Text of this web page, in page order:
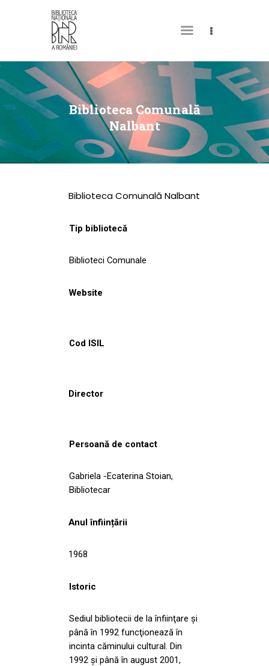
Biblioteca Comunală
Nalbant
DESPRE NOI
PERMISUL MEU DE
BIBLIOTECĂ
CATALOAGE ȘI
COLECȚII
CULTURALE
NOUTĂȚI
Biblioteca Comunală Nalbant
Tip bibliotecă
Biblioteci Comunale
Website
Cod ISIL
Director
Persoană de contact
Gabriela -Ecaterina Stoian,
Bibliotecar
Anul înființării
1968
Istoric
Sediul bibliotecii de la înfiinţare şi
până în 1992 funcţionează în
incinta căminului cultural. Din
1992 şi până în august 2001,